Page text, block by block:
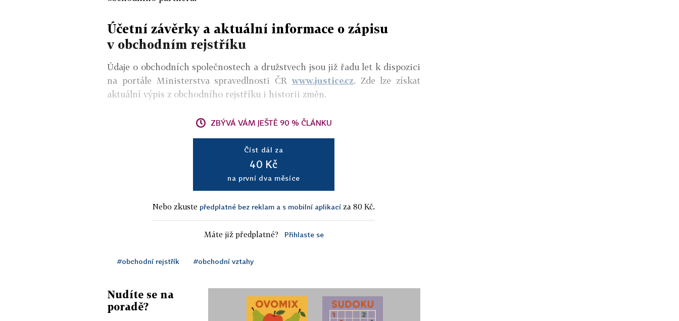
Účetní závěrky a aktuální informace o zápisu
v obchodním rejstříku
Údaje o obchodních společnostech a družstvech jsou již řadu let k dispozici
na portále Ministerstva spravedlnosti ČR www.justice.cz. Zde lze získat
aktuální výpis z obchodního rejstříku i historii změn.
ZBÝVÁ VÁM JEŠTĚ 90 % ČLÁNKU
Číst dál za
40 Kč
na první dva měsíce
Nebo zkuste předplatné bez reklam a s mobilní aplikací za 80 Kč.
Máte již předplatné? Přihlaste se
#obchodní rejstřík #obchodní vztahy
Nudíte se na
poradě?